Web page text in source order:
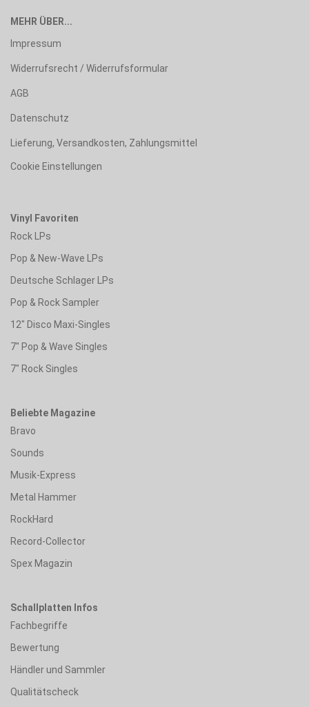
MEHR ÜBER...
Impressum
Widerrufsrecht / Widerrufsformular
AGB
Datenschutz
Lieferung, Versandkosten, Zahlungsmittel
Cookie Einstellungen
Vinyl Favoriten
Rock LPs
Pop & New-Wave LPs
Deutsche Schlager LPs
Pop & Rock Sampler
12" Disco Maxi-Singles
7" Pop & Wave Singles
7" Rock Singles
Beliebte Magazine
Bravo
Sounds
Musik-Express
Metal Hammer
RockHard
Record-Collector
Spex Magazin
Schallplatten Infos
Fachbegriffe
Bewertung
Händler und Sammler
Qualitätscheck